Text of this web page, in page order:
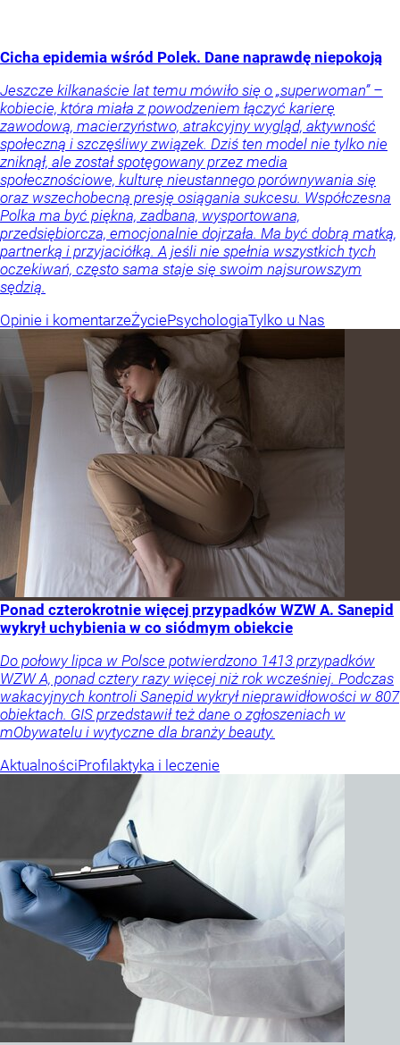
Cicha epidemia wśród Polek. Dane naprawdę niepokoją
Jeszcze kilkanaście lat temu mówiło się o „superwoman” –
kobiecie, która miała z powodzeniem łączyć karierę
zawodową, macierzyństwo, atrakcyjny wygląd, aktywność
społeczną i szczęśliwy związek. Dziś ten model nie tylko nie
zniknął, ale został spotęgowany przez media
społecznościowe, kulturę nieustannego porównywania się
oraz wszechobecną presję osiągania sukcesu. Współczesna
Polka ma być piękna, zadbana, wysportowana,
przedsiębiorcza, emocjonalnie dojrzała. Ma być dobrą matką,
partnerką i przyjaciółką. A jeśli nie spełnia wszystkich tych
oczekiwań, często sama staje się swoim najsurowszym
sędzią.
Opinie i komentarzeŻyciePsychologiaTylko u Nas
Ponad czterokrotnie więcej przypadków WZW A. Sanepid
wykrył uchybienia w co siódmym obiekcie
Do połowy lipca w Polsce potwierdzono 1413 przypadków
WZW A, ponad cztery razy więcej niż rok wcześniej. Podczas
wakacyjnych kontroli Sanepid wykrył nieprawidłowości w 807
obiektach. GIS przedstawił też dane o zgłoszeniach w
mObywatelu i wytyczne dla branży beauty.
AktualnościProfilaktyka i leczenie